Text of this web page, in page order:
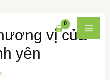
vị của
yên